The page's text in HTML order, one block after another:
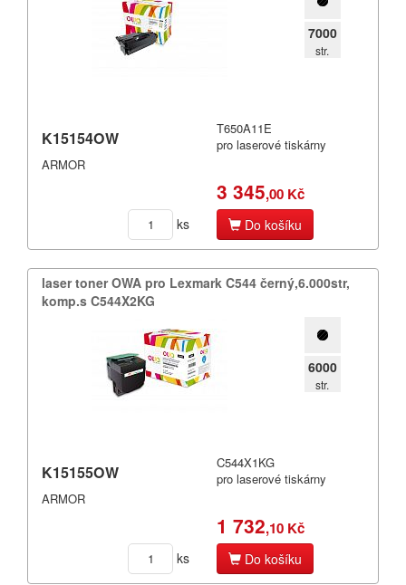
7000
str.
K15154OW
ARMOR
T650A11E
pro laserové tiskárny
3 345,00 Kč
ks Do košíku
laser toner OWA pro Lexmark C544 černý,​6.​000str,​
komp.​s C544X2KG
6000
str.
K15155OW
ARMOR
C544X1KG
pro laserové tiskárny
1 732,10 Kč
ks Do košíku